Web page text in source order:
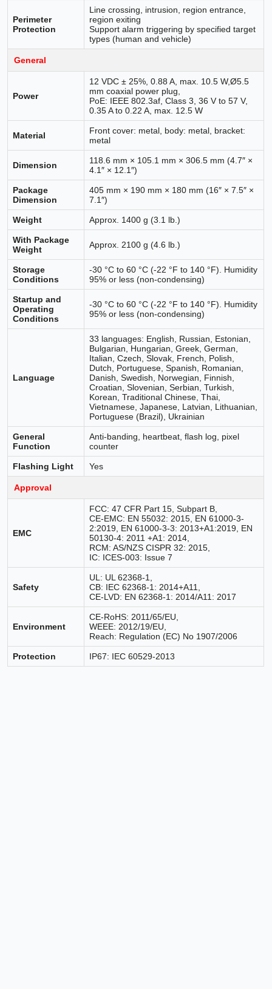
Perimeter
Protection
Line crossing, intrusion, region entrance,
region exiting
Support alarm triggering by specified target
types (human and vehicle)
General
Power
12 VDC ± 25%, 0.88 A, max. 10.5 W,Ø5.5
mm coaxial power plug,
PoE: IEEE 802.3af, Class 3, 36 V to 57 V,
0.35 A to 0.22 A, max. 12.5 W
Material
Front cover: metal, body: metal, bracket:
metal
Dimension
118.6 mm × 105.1 mm × 306.5 mm (4.7″ ×
4.1″ × 12.1″)
Package
Dimension
405 mm × 190 mm × 180 mm (16″ × 7.5″ ×
7.1″)
Weight Approx. 1400 g (3.1 lb.)
With Package
Weight
Approx. 2100 g (4.6 lb.)
Storage
Conditions
-30 °C to 60 °C (-22 °F to 140 °F). Humidity
95% or less (non-condensing)
Startup and
Operating
Conditions
-30 °C to 60 °C (-22 °F to 140 °F). Humidity
95% or less (non-condensing)
Language
33 languages: English, Russian, Estonian,
Bulgarian, Hungarian, Greek, German,
Italian, Czech, Slovak, French, Polish,
Dutch, Portuguese, Spanish, Romanian,
Danish, Swedish, Norwegian, Finnish,
Croatian, Slovenian, Serbian, Turkish,
Korean, Traditional Chinese, Thai,
Vietnamese, Japanese, Latvian, Lithuanian,
Portuguese (Brazil), Ukrainian
General
Function
Anti-banding, heartbeat, flash log, pixel
counter
Flashing Light Yes
Approval
EMC
FCC: 47 CFR Part 15, Subpart B,
CE-EMC: EN 55032: 2015, EN 61000-3-
2:2019, EN 61000-3-3: 2013+A1:2019, EN
50130-4: 2011 +A1: 2014,
RCM: AS/NZS CISPR 32: 2015,
IC: ICES-003: Issue 7
Safety
UL: UL 62368-1,
CB: IEC 62368-1: 2014+A11,
CE-LVD: EN 62368-1: 2014/A11: 2017
Environment
CE-RoHS: 2011/65/EU,
WEEE: 2012/19/EU,
Reach: Regulation (EC) No 1907/2006
Protection IP67: IEC 60529-2013